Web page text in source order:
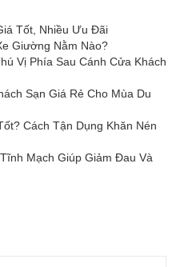
Tốt, Nhiều Ưu Đãi
Giường Nằm Nào?
Vị Phía Sau Cánh Cửa Khách
Sạn Giá Rẻ Cho Mùa Du
Cách Tận Dụng Khăn Nén
Mạch Giúp Giảm Đau Và